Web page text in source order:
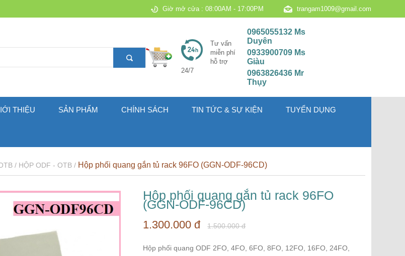
trangam1009@gmail.com
Giờ mở cửa : 08:00AM - 17:00PM
Tư vấn
miễn phí
hỗ trợ
24/7
0965055132 Ms
Duyên
0933900709 Ms
Giàu
0963826436 Mr
Thụy
THIỆU SẢN PHẨM CHÍNH SÁCH TIN TỨC & SỰ KIỆN TUYỂN DỤNG
/ HỘP ODF - OTB / Hộp phối quang gắn tủ rack 96FO (GGN-ODF-96CD)
Hộp phối quang gắn tủ rack 96FO
(GGN-ODF-96CD)
1.300.000 đ 1.500.000 đ
Hộp phối quang ODF 2FO, 4FO, 6FO, 8FO, 12FO, 16FO, 24FO,